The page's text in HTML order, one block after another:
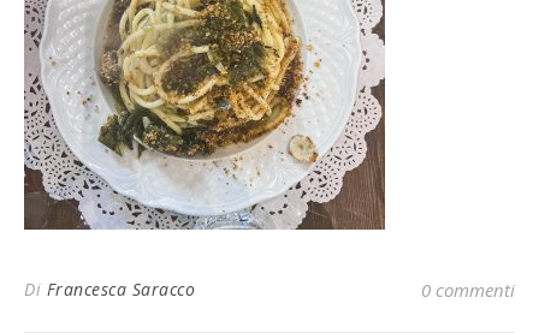
Di Francesca Saracco 0 commenti